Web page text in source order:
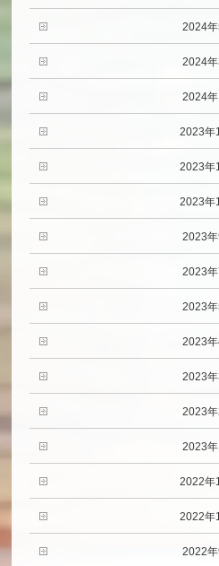
2024年
2024年
2024年
2023年
2023年
2023年
2023年
2023年
2023年
2023年
2023年
2023年
2023年
2022年
2022年
2022年